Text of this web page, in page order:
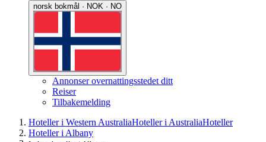
norsk bokmål · NOK · NO
Annonser overnattingsstedet ditt
Reiser
Tilbakemelding
Hoteller i Western AustraliaHoteller i AustraliaHoteller
Hoteller i Albany